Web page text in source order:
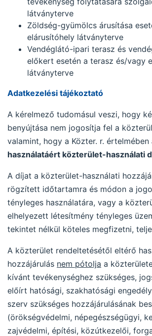
látványterve
Zöldség-gyümölcs árusítása
elárusítóhely látványterve
Vendéglátó-ipari terasz és
előkert esetén a terasz és/vagy
látványterve
Adatkezelési tájékoztató
A kérelmező tudomásul veszi, hogy
benyújtása nem jogosítja fel a
valamint, hogy a Közter. r. értelmében
használatáért közterület-használati
A díjat a közterület-használati
rögzített időtartamra és módon a
tényleges használatára, vagy a
elhelyezett létesítmény tényleges
tekintet nélkül köteles megfizetni,
A közterület rendeltetésétől eltérő
hozzájárulás nem pótolja a
kívánt tevékenységhez szükséges,
előírt hatósági, szakhatósági
szerv szükséges hozzájárulásának
(örökségvédelmi, népegészségügyi,
zajvédelmi, építési, közútkezelői,